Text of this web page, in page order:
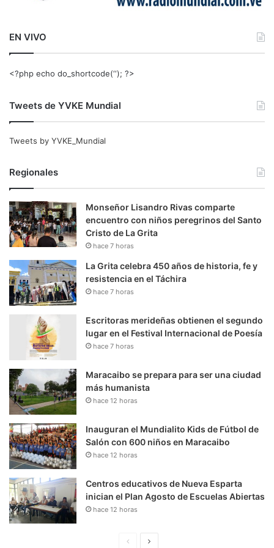
EN VIVO
<?php echo do_shortcode(‘‘); ?>
Tweets de YVKE Mundial
Tweets by YVKE_Mundial
Regionales
Monseñor Lisandro Rivas comparte
encuentro con niños peregrinos del Santo
Cristo de La Grita
hace 7 horas
La Grita celebra 450 años de historia, fe y
resistencia en el Táchira
hace 7 horas
Escritoras merideñas obtienen el segundo
lugar en el Festival Internacional de Poesía
hace 7 horas
Maracaibo se prepara para ser una ciudad
más humanista
hace 12 horas
Inauguran el Mundialito Kids de Fútbol de
Salón con 600 niños en Maracaibo
hace 12 horas
Centros educativos de Nueva Esparta
inician el Plan Agosto de Escuelas Abiertas
hace 12 horas